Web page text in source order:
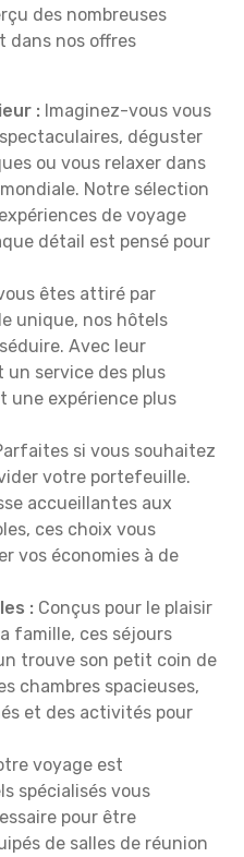
des nombreuses
dans nos offres
: Imaginez-vous vous
déguster
ou vous relaxer dans
Notre sélection
de voyage
détail est pensé pour
êtes attiré par
unique, nos hôtels
Avec leur
service des plus
une expérience plus
si vous souhaitez
votre portefeuille.
accueillantes aux
ces choix vous
vos économies à de
: Conçus pour le plaisir
famille, ces séjours
trouve son petit coin de
chambres spacieuses,
et des activités pour
voyage est
spécialisés vous
pour être
de salles de réunion